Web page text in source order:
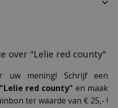
over "Lelie red county"
uw mening! Schrijf een
"Lelie red county" en maak
ter waarde van € 25,- !